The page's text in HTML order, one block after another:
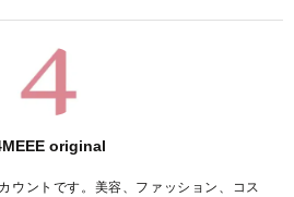
original
ウントです。美容、ファッション、コス